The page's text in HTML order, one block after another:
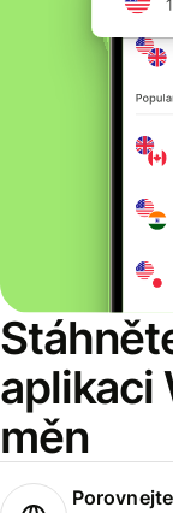
aplikaci
měn